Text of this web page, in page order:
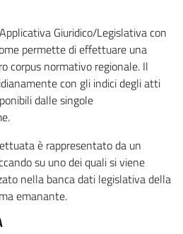
Giuridico/Legislativa con
permette di effettuare una
corpus normativo regionale. Il
con gli indici degli atti
dalle singole
è rappresentato da un
su uno dei quali si viene
nella banca dati legislativa della
emanante.